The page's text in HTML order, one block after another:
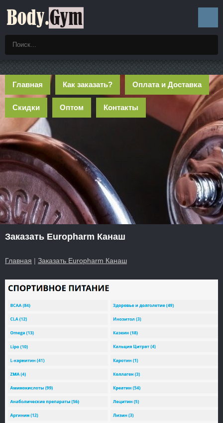
Главная Как заказать? Оплата и Доставка
Скидки Оптом Контакты
Заказать Europharm Канаш
Главная | Заказать Europharm Канаш